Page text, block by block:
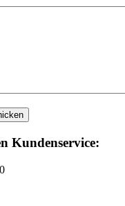
Kundenservice: